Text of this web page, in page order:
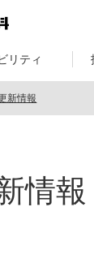
リティ
新情報
情報